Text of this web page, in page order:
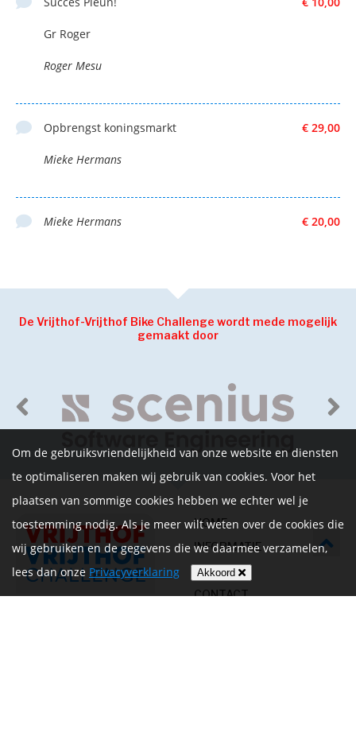
Gr Roger
Roger Mesu
€ 29,00
Opbrengst koningsmarkt
Mieke Hermans
€ 20,00
Mieke Hermans
De Vrijthof-Vrijthof Bike Challenge wordt mede mogelijk
gemaakt door
HOME
INFORMATIE
NIEUWS
CONTACT
Om de gebruiksvriendelijkheid van onze website en diensten
te optimaliseren maken wij gebruik van cookies. Voor het
plaatsen van sommige cookies hebben we echter wel je
toestemming nodig. Als je meer wilt weten over de cookies die
wij gebruiken en de gegevens die we daarmee verzamelen,
lees dan onze Privacyverklaring Akkoord